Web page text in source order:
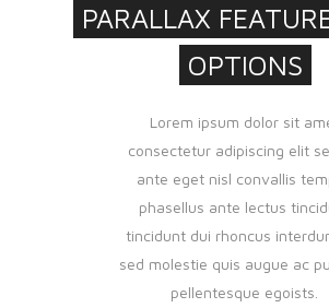
PARALLAX
OPTIONS
Lorem ipsum dolor sit
consectetur adipiscing elit
ante eget nisl convallis
phasellus ante lectus
tincidunt dui rhoncus
sed molestie quis augue ac
pellentesque egoists.